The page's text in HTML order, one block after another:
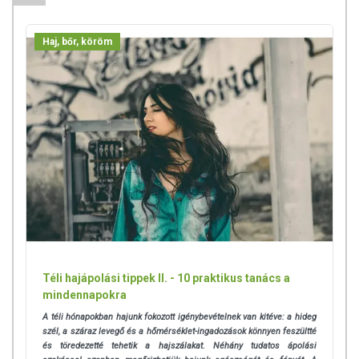
FELHASZNÁLÁSI JAVASLAT
Napi 1 kapszula, lefekvés előtt bőséges folyadékkal, szétrágás nélkül
nyelje le.
ÖSSZETÉTEL
Összetevők:D-biotin (biotin), cink (cink- citrát), tömegnövelő szer
(kukoricakeményítő), csomósodást gátló anyag (mikrokristályos
cellulóz), kapszulahéj (zselatin)
Tápanyagok/hatóanyagok a napi adagban (1 kapszula)
Cink (szerves kötésű cink-citrátból): 5 mg 50 NRV%
Biotin (B7-vitamin): 900 μg 1800 NRV%
* NRV % * Felnőttek részére megállapított napi beviteli referenciaérték
TOVÁBBI TUDNIVALÓK
Haj, bőr, köröm
Téli hajápolási tippek II. - 10 praktikus tanács a
mindennapokra
A téli hónapokban hajunk fokozott igénybevételnek van kitéve: a hideg
szél, a száraz levegő és a hőmérséklet-ingadozások könnyen feszültté
és töredezetté tehetik a hajszálakat. Néhány tudatos ápolási